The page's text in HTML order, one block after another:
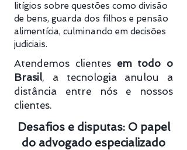
litígios sobre questões como divisão
de bens, guarda dos filhos e pensão
alimentícia, culminando em decisões
judiciais.
Atendemos clientes em todo o
Brasil, a tecnologia anulou a
distância entre nós e nossos
clientes.
Desafios e disputas: O papel
do advogado especializado